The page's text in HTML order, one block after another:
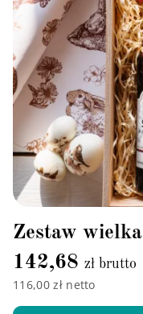
Zestaw
142,68 zł brutto
116,00 zł netto